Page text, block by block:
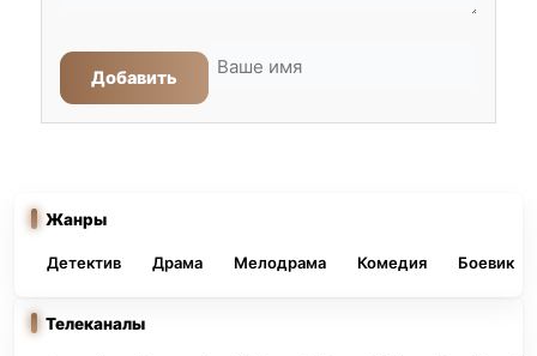
Добавить
Жанры
Детектив Драма Мелодрама Комедия Боевик
Телеканалы